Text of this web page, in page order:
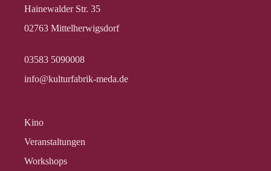
Hainewalder Str. 35
02763 Mittelherwigsdorf
03583 5090008
info@kulturfabrik-meda.de
Kino
Veranstalt­ungen
Workshops